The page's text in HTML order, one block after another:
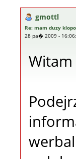
gmottl
Re: mam duzy
28 pa� 2009 -
Witam